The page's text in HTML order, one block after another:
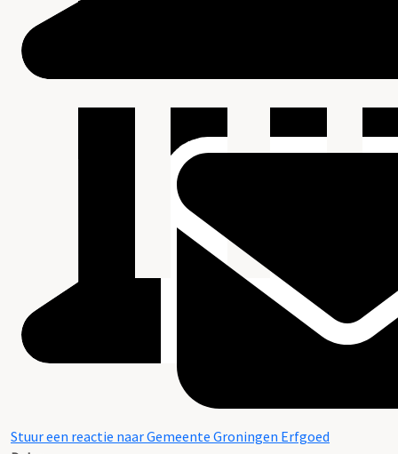
Stuur een reactie naar Gemeente Groningen Erfgoed